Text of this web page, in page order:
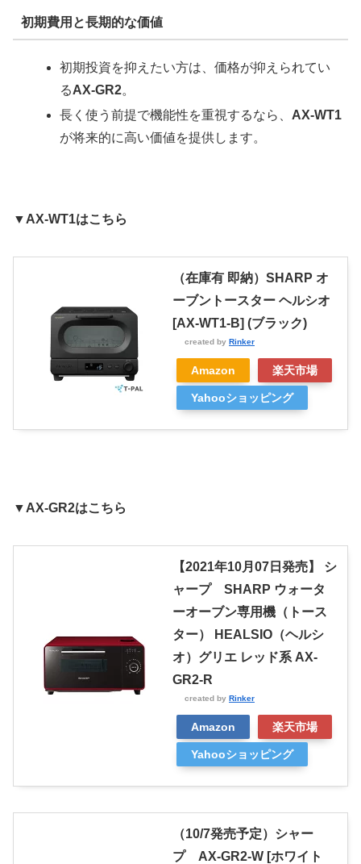
初期費用と長期的な価値
初期投資を抑えたい方は、価格が抑えられてい
るAX-GR2。
長く使う前提で機能性を重視するなら、 AX-WT1
が将来的に高い価値を提供します。
▼AX-WT1はこちら
（在庫有 即納）SHARP オ
ーブントースター ヘルシオ
[AX-WT1-B] (ブラック)
created by Rinker
Amazon 楽天市場
Yahooショッピング
▼AX-GR2はこちら
【2021年10月07日発売】 シ
ャープ SHARP ウォータ
ーオーブン専用機（トース
ター） HEALSIO（ヘルシ
オ）グリエ レッド系 AX-
GR2-R
created by Rinker
Amazon 楽天市場
Yahooショッピング
（10/7発売予定）シャー
プ AX-GR2-W [ホワイト